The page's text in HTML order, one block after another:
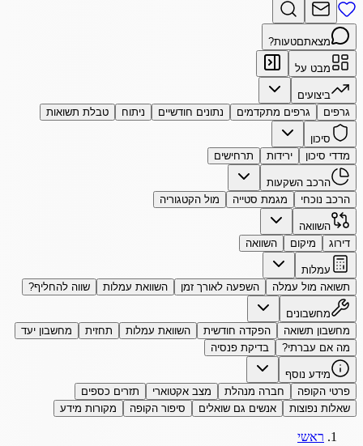
מצאתםטעות?
מבט על
ביצועים
גרפים
גרפים מתקדמים נתונים חודשיים ניתוח טבלת תשואות
סיכון
מדדי סיכון
ירידות תרחישים
הרכב השקעות
הרכב נוכחי
מגמת סטייה מול הקטגוריה
השוואה
דירוג
מיקום השוואה
עמלות
תשואה מול עמלה
השפעה לאורך זמן השוואת עמלות שווה להחליף?
מחשבונים
מחשבון תשואה
הפקדה חודשית השוואת עמלות תחזית
מחשבון יעד
מה אם עברתי?
בדיקת פנסיה
מידע נוסף
פרטי הקופה
חברה מנהלת מצב אקטוארי
תזרים כספים
שאלות נפוצות
אנשים גם שואלים סיפור הקופה מקורות מידע
ראשי